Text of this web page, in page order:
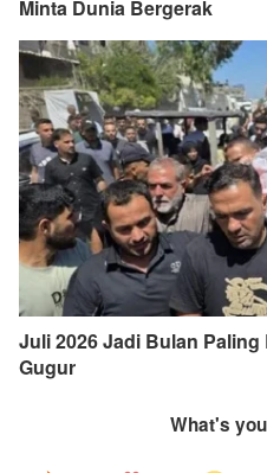
Minta Dunia Bergerak
Juli 2026 Jadi Bulan Paling
Gugur